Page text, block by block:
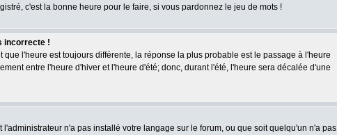
c'est la bonne heure pour le faire, si vous pardonnez le jeu de mots !
incorrecte !
l'heure est toujours différente, la réponse la plus probable est le passage à l'heure
entre l'heure d'hiver et l'heure d'été; donc, durant l'été, l'heure sera décalée d'une
n'a pas installé votre langage sur le forum, ou que soit quelqu'un n'a pas